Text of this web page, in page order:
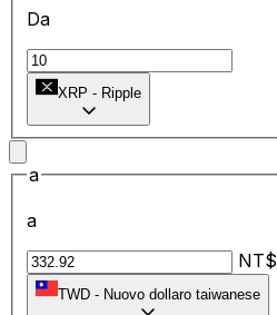
Da
XRP - Ripple
a
a
NT$
TWD - Nuovo dollaro taiwanese